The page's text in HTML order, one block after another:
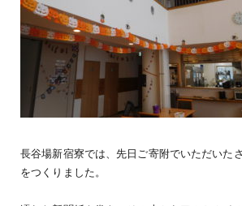
長谷場新宿寮では、先日ご寄附でいただいた
をつくりました。